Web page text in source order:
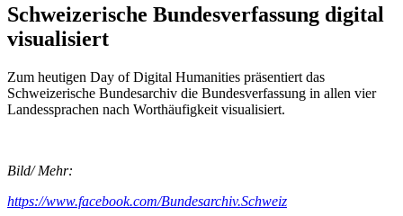
Schweizerische Bundesverfassung digital
visualisiert
Zum heutigen Day of Digital Humanities präsentiert das
Schweizerische Bundesarchiv die Bundesverfassung in allen vier
Landessprachen nach Worthäufigkeit visualisiert.
Bild/ Mehr:
https://www.facebook.com/Bundesarchiv.Schweiz